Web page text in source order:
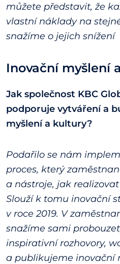
můžete představit, že
vlastní náklady na
snažíme o jejich snížení
Inovační myšlení
Jak společnost KBC
podporuje vytváření a
myšlení a kultury?
Podařilo se nám
proces, který
a nástroje, jak
Slouží k tomu inovační
v roce 2019. V
snažíme sami
inspirativní rozhovory,
a publikujeme inovační